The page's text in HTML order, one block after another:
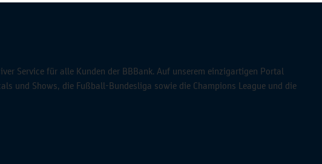
Service für alle Kunden der BBBank. Auf unserem einzigartigen Portal
und Shows, die Fußball-Bundesliga sowie die Champions League und die